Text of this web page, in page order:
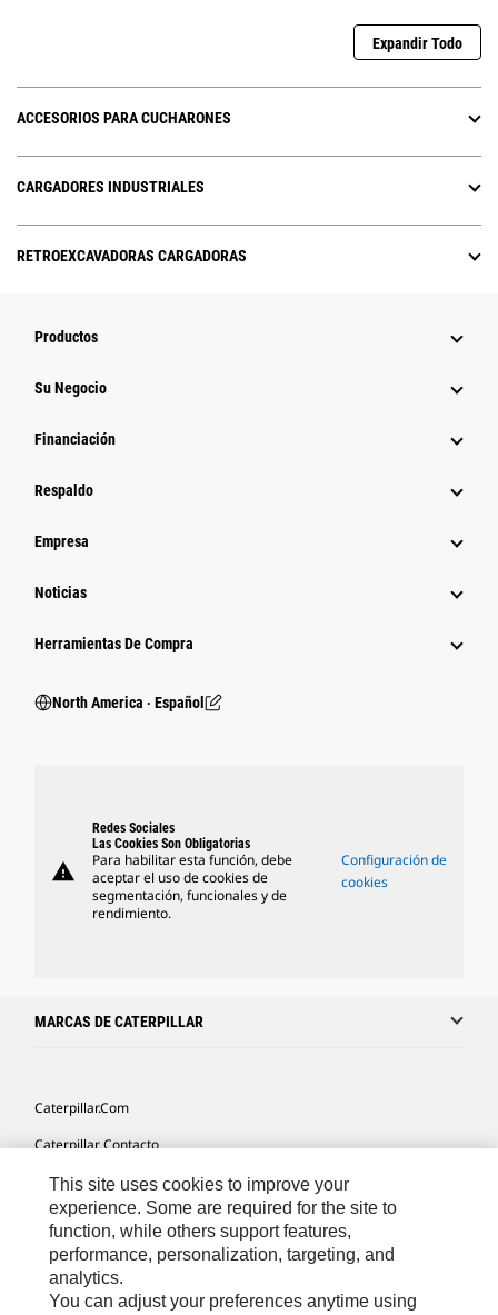
Expandir Todo
ACCESORIOS PARA CUCHARONES
CARGADORES INDUSTRIALES
RETROEXCAVADORAS CARGADORAS
Productos
Su Negocio
Financiación
Respaldo
Empresa
Noticias
Herramientas De Compra
North America ‧ Español
warning
Redes Sociales
Las Cookies Son Obligatorias
Para habilitar esta función, debe
aceptar el uso de cookies de
segmentación, funcionales y de
rendimiento.
Configuración de
cookies
MARCAS DE CATERPILLAR
Caterpillar.com
Caterpillar Contacto
Mis Preferencias De Marketing
Site Map
Cookie Settings
Legal
This site uses cookies to improve your
experience. Some are required for the site to
function, while others support features,
performance, personalization, targeting, and
analytics.
You can adjust your preferences anytime using